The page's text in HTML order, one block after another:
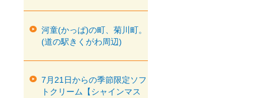
河童(かっぱ)の町、菊川町。
(道の駅きくがわ周辺)
7月21日からの季節限定ソフ
トクリーム【シャインマス